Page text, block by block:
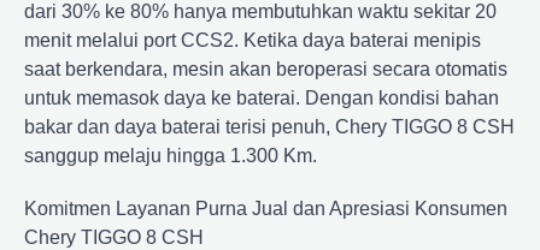
dari 30% ke 80% hanya membutuhkan waktu sekitar 20
menit melalui port CCS2. Ketika daya baterai menipis
saat berkendara, mesin akan beroperasi secara otomatis
untuk memasok daya ke baterai. Dengan kondisi bahan
bakar dan daya baterai terisi penuh, Chery TIGGO 8 CSH
sanggup melaju hingga 1.300 Km.
Komitmen Layanan Purna Jual dan Apresiasi Konsumen
Chery TIGGO 8 CSH